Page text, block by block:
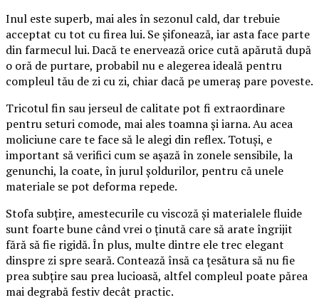
Inul este superb, mai ales în sezonul cald, dar trebuie
acceptat cu tot cu firea lui. Se șifonează, iar asta face parte
din farmecul lui. Dacă te enervează orice cută apărută după
o oră de purtare, probabil nu e alegerea ideală pentru
compleul tău de zi cu zi, chiar dacă pe umeraș pare poveste.
Tricotul fin sau jerseul de calitate pot fi extraordinare
pentru seturi comode, mai ales toamna și iarna. Au acea
moliciune care te face să le alegi din reflex. Totuși, e
important să verifici cum se așază în zonele sensibile, la
genunchi, la coate, în jurul șoldurilor, pentru că unele
materiale se pot deforma repede.
Stofa subțire, amestecurile cu viscoză și materialele fluide
sunt foarte bune când vrei o ținută care să arate îngrijit
fără să fie rigidă. În plus, multe dintre ele trec elegant
dinspre zi spre seară. Contează însă ca țesătura să nu fie
prea subțire sau prea lucioasă, altfel compleul poate părea
mai degrabă festiv decât practic.